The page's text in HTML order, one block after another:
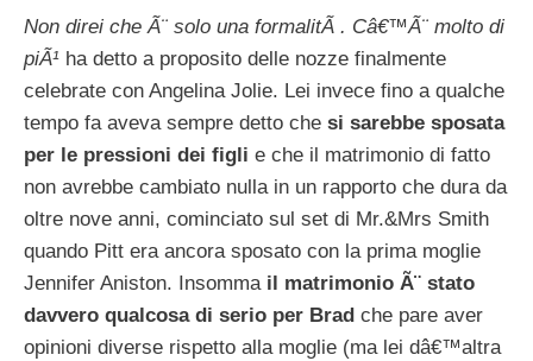
Non direi che Ã¨ solo una formalitÃ . Câ€™Ã¨ molto di
piÃ¹ ha detto a proposito delle nozze finalmente
celebrate con Angelina Jolie. Lei invece fino a qualche
tempo fa aveva sempre detto che si sarebbe sposata
per le pressioni dei figli e che il matrimonio di fatto
non avrebbe cambiato nulla in un rapporto che dura da
oltre nove anni, cominciato sul set di Mr.&Mrs Smith
quando Pitt era ancora sposato con la prima moglie
Jennifer Aniston. Insomma il matrimonio Ã¨ stato
davvero qualcosa di serio per Brad che pare aver
opinioni diverse rispetto alla moglie (ma lei dâ€™altra